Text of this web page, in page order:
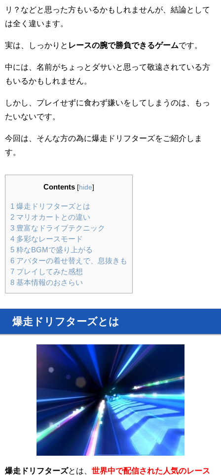
リ？などと思った方もいるかもしれませんが、結論として
は全く違います。
実は、しっかりと レースの腕で勝負できるゲームです。
中には、名前がちょっとダサいと思って敬遠されている方
もいるかもしれません。
しかし、プレイせずに食わず嫌いをしてしまうのは、もっ
たいないです。
今回は、そんな方の為に爆走ドリフターズをご紹介しま
す。
Contents [hide]
1 爆走ドリフターズとは
2 マリオカートとの違い
3 豊富なドライブテクニック
4 多彩なレースモード
5 粋なBGMで盛り上がる
6 アバターの着せ替えで、息抜きも
7 プレイしてみた感想
8 基本情報のおさらい
爆走ドリフターズとは
爆走ドリフターズとは、 世界中で配信された人気のレース